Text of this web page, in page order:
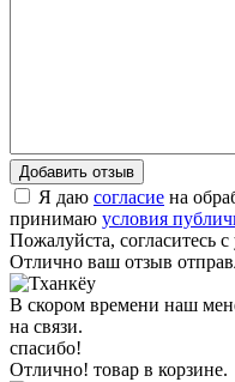
Я даю согласие на
принимаю условия
Пожалуйста, согласитесь
Отлично ваш отзыв
В скором времени наш
на связи.
спасибо!
Отлично! товар в корзине.